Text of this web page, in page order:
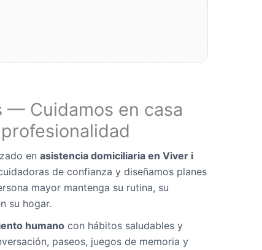
— Cuidamos en casa
enasistencia domiciliaria en Viver i
de confianza y diseñamos planes
mayor mantenga su rutina, su
su hogar.
humano con hábitos saludables y
paseos, juegos de memoria y